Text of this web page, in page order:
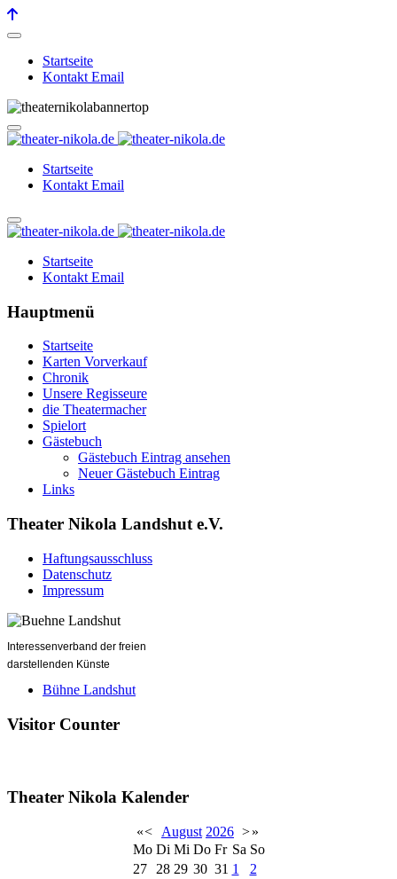
Startseite
Kontakt Email
Startseite
Kontakt Email
Startseite
Kontakt Email
Hauptmenü
Startseite
Karten Vorverkauf
Chronik
Unsere Regisseure
die Theatermacher
Spielort
Gästebuch
Gästebuch Eintrag ansehen
Neuer Gästebuch Eintrag
Links
Theater Nikola Landshut e.V.
Haftungsausschluss
Datenschutz
Impressum
Interessenverband der freien
darstellenden Künste
Bühne Landshut
Visitor Counter
Theater Nikola Kalender
«< August 2026 >»
Mo Di Mi Do Fr Sa So
27
28 29 30 31 1
2